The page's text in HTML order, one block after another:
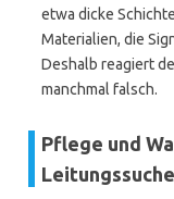
etwa dicke
Materialien, die
Deshalb reagiert
manchmal falsch.
Pflege und